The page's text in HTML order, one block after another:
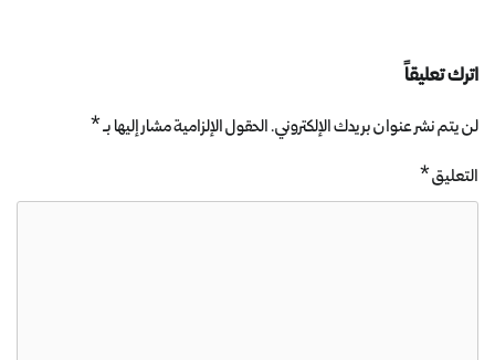
اترك تعليقاً
لن يتم نشر عنوان بريدك الإلكتروني.الحقول الإلزامية مشار إليها بـ*
التعليق*